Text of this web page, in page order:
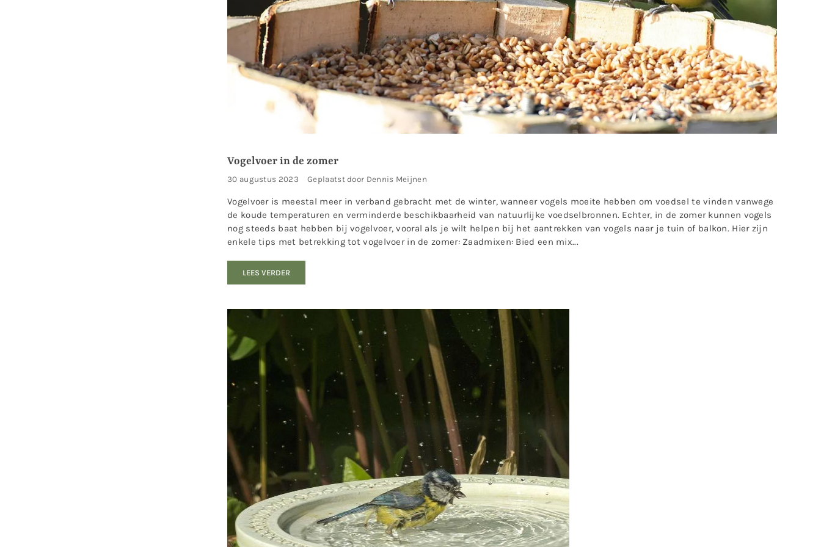
Vogelvoer in de zomer
30 augustus 2023 Geplaatst door Dennis Meijnen
Vogelvoer is meestal meer in verband gebracht met de winter, wanneer vogels moeite hebben om voedsel te vinden vanwege
de koude temperaturen en verminderde beschikbaarheid van natuurlijke voedselbronnen. Echter, in de zomer kunnen vogels
nog steeds baat hebben bij vogelvoer, vooral als je wilt helpen bij het aantrekken van vogels naar je tuin of balkon. Hier zijn
enkele tips met betrekking tot vogelvoer in de zomer: Zaadmixen: Bied een mix...
LEES VERDER